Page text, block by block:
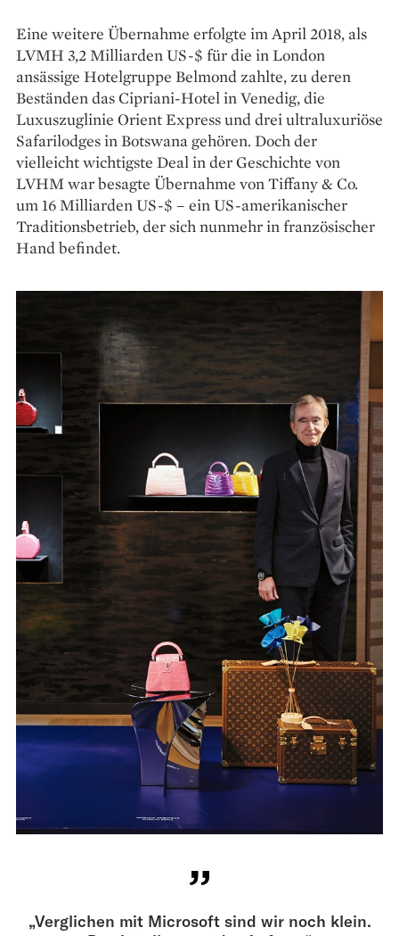
Eine weitere Übernahme erfolgte im ­April 2018, als
LVMH 3,2 Milliarden US-$ für die in London
ansässige Hotelgruppe Belmond zahlte, zu deren
Beständen das Cipriani-Hotel in Venedig, die
Luxuszuglinie Orient Express und drei ultraluxuriöse
Safarilodges in Botswana gehören. Doch der
vielleicht wichtigste Deal in der Geschichte von
LVHM war besagte Übernahme von Tiffany & Co.
um 16 Milliarden US-$ – ein US-amerikanischer
Traditionsbetrieb, der sich nunmehr in französischer
Hand befindet.
„Verglichen mit Microsoft sind wir noch klein.